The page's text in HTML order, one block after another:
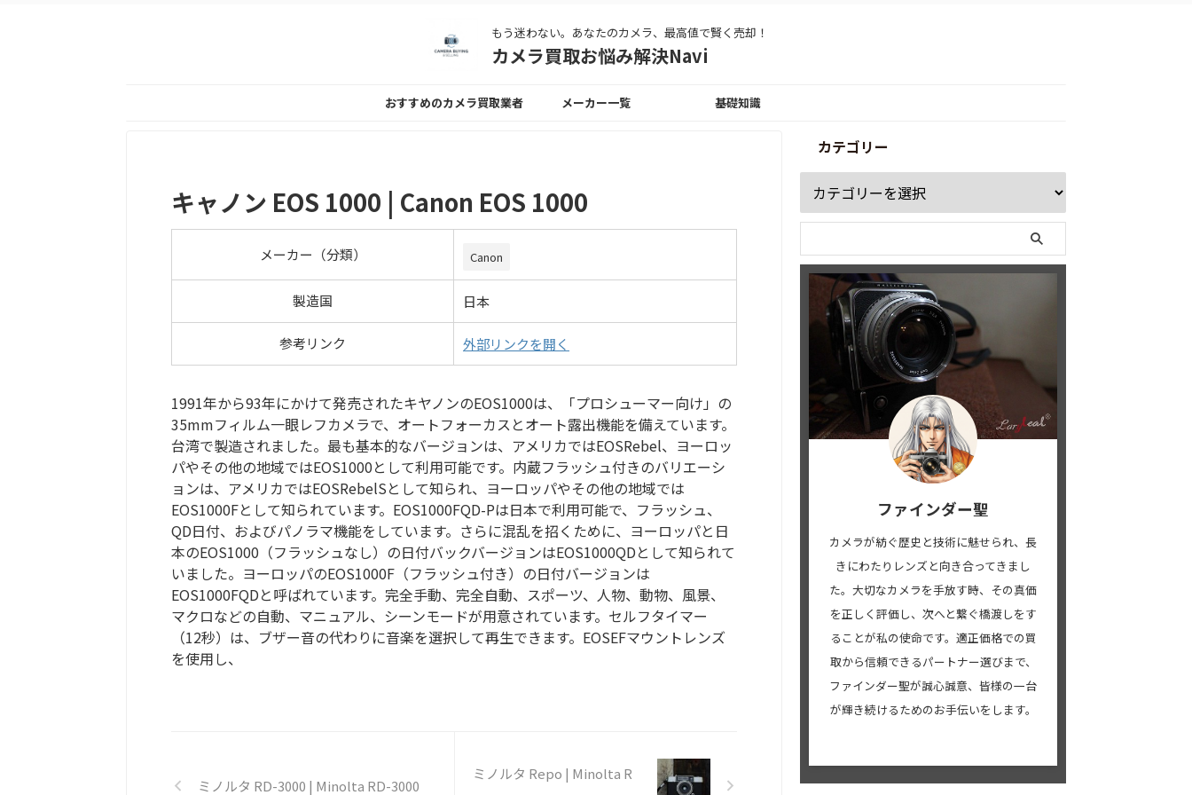
もう迷わない。あなたのカメラ、最高値で賢く売却！
カメラ買取お悩み解決Navi
おすすめのカメラ買取業者 メーカー一覧 基礎知識
キャノン EOS 1000 | Canon EOS 1000
メーカー（分類） Canon
製造国 日本
参考リンク 外部リンクを開く
1991年から93年にかけて発売されたキヤノンのEOS1000は、「プロシューマー向け」の
35mmフィルム一眼レフカメラで、オートフォーカスとオート露出機能を備えています。
台湾で製造されました。最も基本的なバージョンは、アメリカではEOSRebel、ヨーロッ
パやその他の地域ではEOS1000として利用可能です。内蔵フラッシュ付きのバリエーシ
ョンは、アメリカではEOSRebelSとして知られ、ヨーロッパやその他の地域では
EOS1000Fとして知られています。EOS1000FQD-Pは日本で利用可能で、フラッシュ、
QD日付、およびパノラマ機能をしています。さらに混乱を招くために、ヨーロッパと日
本のEOS1000（フラッシュなし）の日付バックバージョンはEOS1000QDとして知られて
いました。ヨーロッパのEOS1000F（フラッシュ付き）の日付バージョンは
EOS1000FQDと呼ばれています。完全手動、完全自動、スポーツ、人物、動物、風景、
マクロなどの自動、マニュアル、シーンモードが用意されています。セルフタイマー
（12秒）は、ブザー音の代わりに音楽を選択して再生できます。EOSEFマウントレンズ
を使用し、
ミノルタ RD-3000 | Minolta RD-3000
ミノルタ Repo | Minolta R
カテゴリー
ファインダー聖
カメラが紡ぐ歴史と技術に魅せられ、長
きにわたりレンズと向き合ってきまし
た。大切なカメラを手放す時、その真価
を正しく評価し、次へと繋ぐ橋渡しをす
ることが私の使命です。適正価格での買
取から信頼できるパートナー選びまで、
ファインダー聖が誠心誠意、皆様の一台
が輝き続けるためのお手伝いをします。